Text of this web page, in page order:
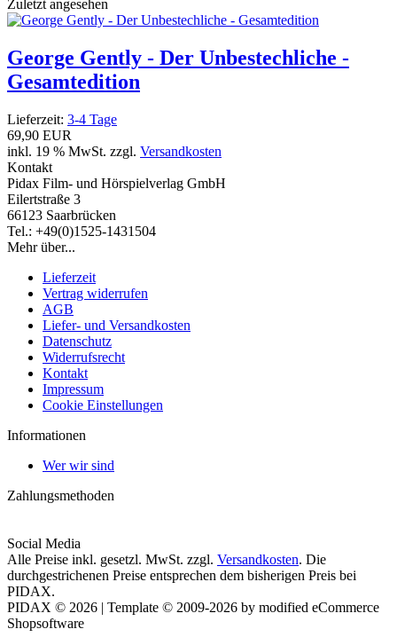
Zuletzt angesehen
George Gently - Der Unbestechliche -
Gesamtedition
Lieferzeit: 3-4 Tage
69,90 EUR
inkl. 19 % MwSt. zzgl. Versandkosten
Kontakt
Pidax Film- und Hörspielverlag GmbH
Eilertstraße 3
66123 Saarbrücken
Tel.: +49(0)1525-1431504
Mehr über...
Lieferzeit
Vertrag widerrufen
AGB
Liefer- und Versandkosten
Datenschutz
Widerrufsrecht
Kontakt
Impressum
Cookie Einstellungen
Informationen
Wer wir sind
Zahlungsmethoden
Social Media
Alle Preise inkl. gesetzl. MwSt. zzgl. Versandkosten. Die
durchgestrichenen Preise entsprechen dem bisherigen Preis bei
PIDAX.
PIDAX © 2026 | Template © 2009-2026 by modified eCommerce
Shopsoftware